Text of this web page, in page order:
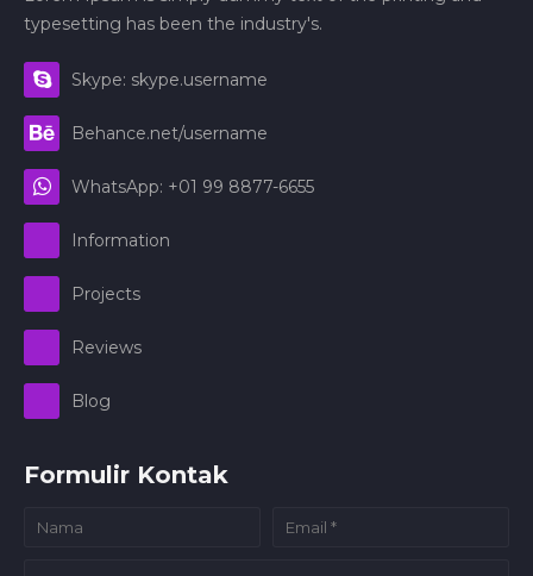
typesetting has been the industry's.
Skype: skype.username
Behance.net/username
WhatsApp: +01 99 8877-6655
Information
Projects
Reviews
Blog
Formulir Kontak